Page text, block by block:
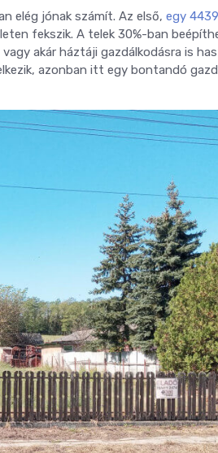
elég jónak számít. Az első, egy
fekszik. A telek 30%-ban
akár háztáji gazdálkodásra is
azonban itt egy bontandó